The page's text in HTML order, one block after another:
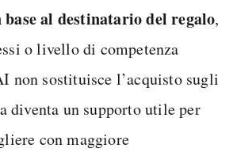
base al destinatario del regalo,
o livello di competenza
non sostituisce l’acquisto sugli
diventa un supporto utile per
con maggiore